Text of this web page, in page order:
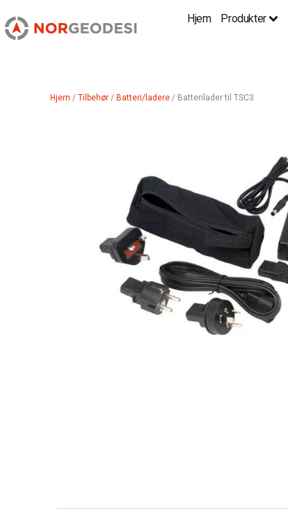
Hjem Produkter
Hjem / Tilbehør / Batteri/ladere / Batterilader til TSC3